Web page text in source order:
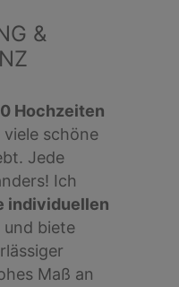
&
Hochzeiten
schöne
Jede
Ich
individuellen
und biete
Maß an